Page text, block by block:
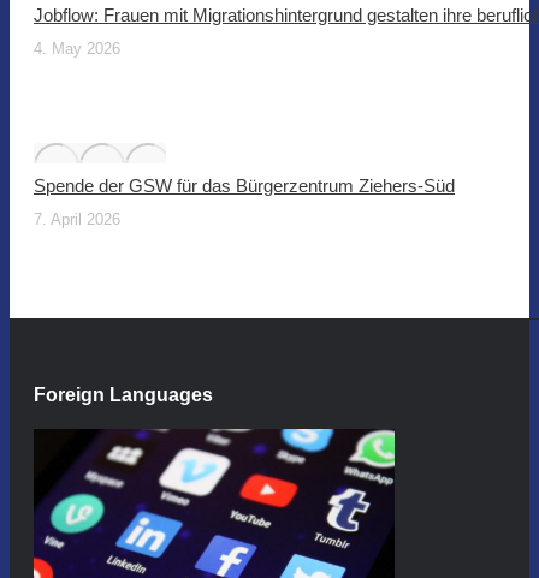
Jobflow: Frauen mit Migrationshintergrund gestalten ihre
4. May 2026
Spende der GSW für das Bürgerzentrum Ziehers-Süd
7. April 2026
Foreign Languages